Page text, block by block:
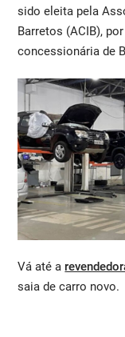
sido eleita pela
Barretos (ACIB),
concessionária de
Vá até a
saia de carro novo.